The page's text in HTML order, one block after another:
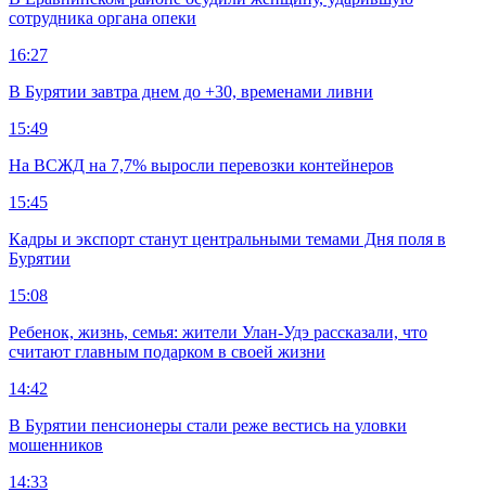
сотрудника органа опеки
16:27
В Бурятии завтра днем до +30, временами ливни
15:49
На ВСЖД на 7,7% выросли перевозки контейнеров
15:45
Кадры и экспорт станут центральными темами Дня поля в
Бурятии
15:08
Ребенок, жизнь, семья: жители Улан-Удэ рассказали, что
считают главным подарком в своей жизни
14:42
В Бурятии пенсионеры стали реже вестись на уловки
мошенников
14:33